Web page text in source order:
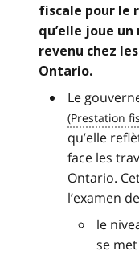
fiscale pour le
qu’elle joue
revenu chez
Ontario.
Le
qu’elle
face les
Ontario.
l’examen
le
se